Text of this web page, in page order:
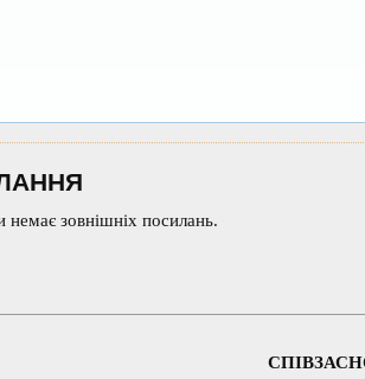
немає зовнішніх посилань.